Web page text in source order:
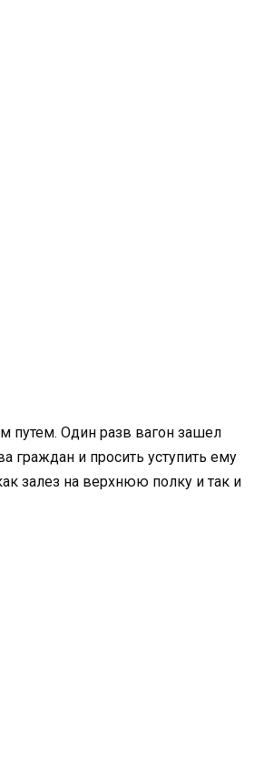
путем. Один разв вагон зашел
граждан и просить уступить ему
залез на верхнюю полку и так и